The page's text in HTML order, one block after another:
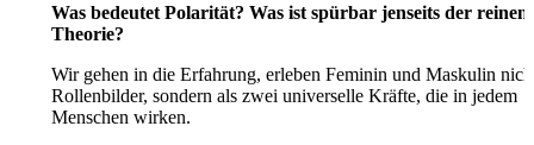
Was bedeutet Polarität? Was ist spürbar jenseits der reinen
Theorie?
Wir gehen in die Erfahrung, erleben Feminin und Maskulin
Rollenbilder, sondern als zwei universelle Kräfte, die in jedem
Menschen wirken.